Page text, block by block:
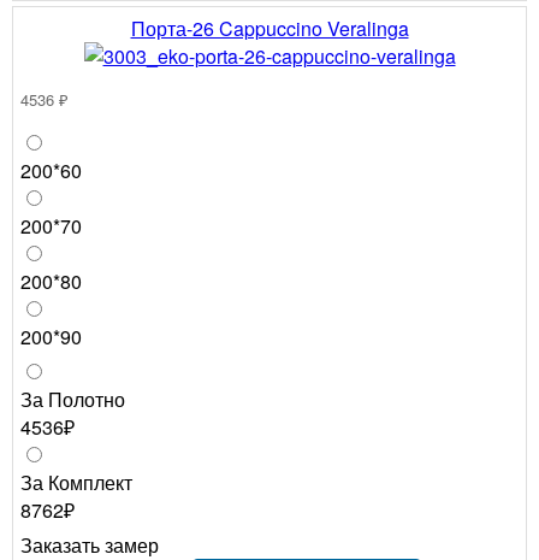
Порта-26 Cappuccino Veralinga
4536 ₽
200*60
200*70
200*80
200*90
За Полотно
4536₽
За Комплект
8762₽
Заказать замер